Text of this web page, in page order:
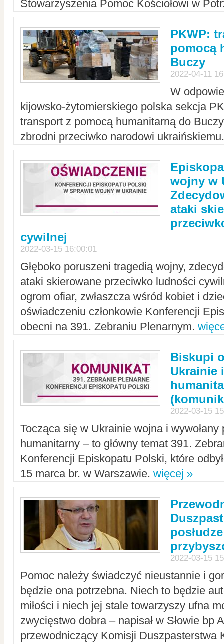
Stowarzyszenia Pomoc Kościołowi w
PKWP:
pomocą
Buczy
2022-04-11
W
kijowsko-żytomierskiego polska sekcja
transport z pomocą humanitarną do
zbrodni przeciwko narodowi
wojny w
ataki
cywilnej
2022-03-15 16:00:01
Głęboko poruszeni tragedią wojny,
ataki skierowane przeciwko ludności
ogrom ofiar, zwłaszcza wśród kobiet i
oświadczeniu członkowie Konferencji
obecni na 391. Zebraniu Plenarnym.
Biskupi
Ukrainie
2022-03-15
Tocząca się w Ukrainie wojna i
humanitarny – to główny temat 391.
Konferencji Episkopatu Polski, które
15 marca br. w Warszawie. więcej »
2022-03-15
Pomoc należy świadczyć nieustannie i
będzie ona potrzebna. Niech to będzie
miłości i niech jej stale towarzyszy ufna
zwycięstwo dobra – napisał w Słowie bp
przewodniczący Komisji Duszpasterstwa